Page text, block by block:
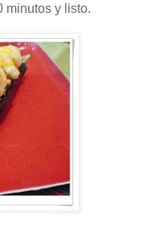
minutos y listo.